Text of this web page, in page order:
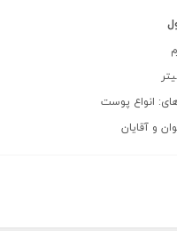
انواع پوست
و آقایان